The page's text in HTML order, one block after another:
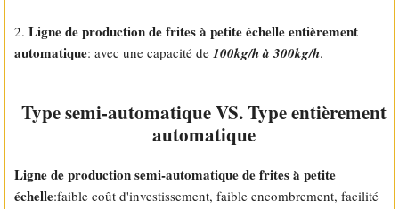
2. Ligne de production de frites à petite échelle entièrement
automatique: avec une capacité de 100kg/h à 300kg/h.
Type semi-automatique VS. Type entièrement
automatique
Ligne de production semi-automatique de frites à petite
échelle:faible coût d'investissement, faible encombrement, facilité